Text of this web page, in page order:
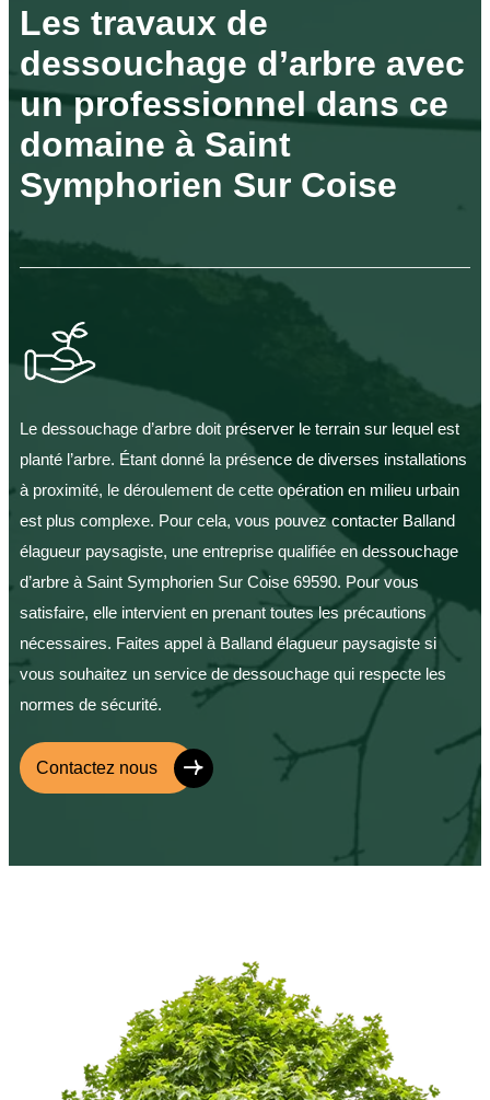
Les travaux de
dessouchage d’arbre avec
un professionnel dans ce
domaine à Saint
Symphorien Sur Coise
Le dessouchage d’arbre doit préserver le terrain sur lequel est
planté l’arbre. Étant donné la présence de diverses installations
à proximité, le déroulement de cette opération en milieu urbain
est plus complexe. Pour cela, vous pouvez contacter Balland
élagueur paysagiste, une entreprise qualifiée en dessouchage
d’arbre à Saint Symphorien Sur Coise 69590. Pour vous
satisfaire, elle intervient en prenant toutes les précautions
nécessaires. Faites appel à Balland élagueur paysagiste si
vous souhaitez un service de dessouchage qui respecte les
normes de sécurité.
Contactez nous